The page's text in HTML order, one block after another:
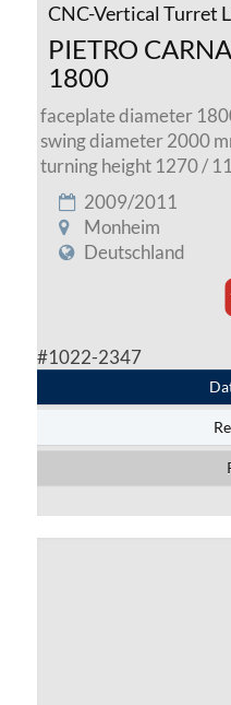
CNC-Vertical Turret
PIETRO
1800
faceplate diameter
swing diameter 2000
turning height 1270 /
2009/2011
Monheim
Deutschland
#1022-2347